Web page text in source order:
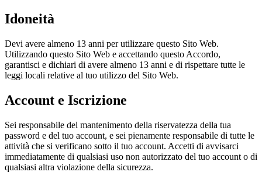
Idoneità
Devi avere almeno 13 anni per utilizzare questo Sito Web.
Utilizzando questo Sito Web e accettando questo Accordo,
garantisci e dichiari di avere almeno 13 anni e di rispettare tutte le
leggi locali relative al tuo utilizzo del Sito Web.
Account e Iscrizione
Sei responsabile del mantenimento della riservatezza della tua
password e del tuo account, e sei pienamente responsabile di tutte le
attività che si verificano sotto il tuo account. Accetti di avvisarci
immediatamente di qualsiasi uso non autorizzato del tuo account o di
qualsiasi altra violazione della sicurezza.